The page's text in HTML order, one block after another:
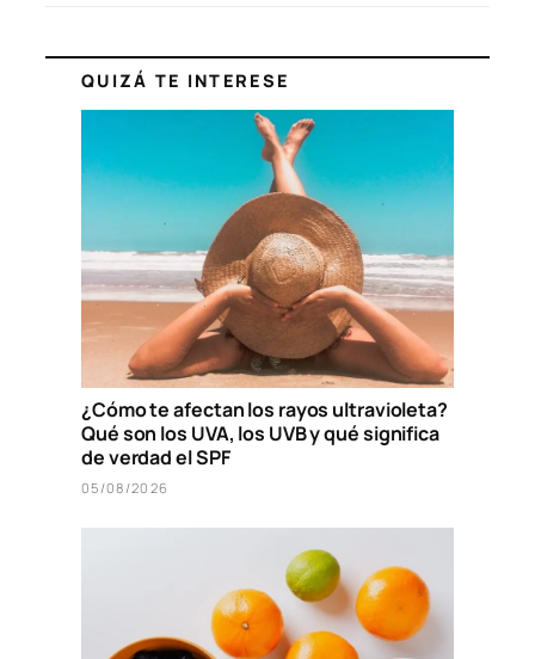
QUIZÁ TE INTERESE
¿Cómo te afectan los rayos ultravioleta?
Qué son los UVA, los UVB y qué significa
de verdad el SPF
05/08/2026